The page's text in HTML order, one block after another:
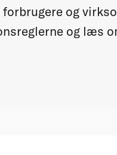
og
og læs